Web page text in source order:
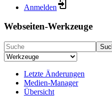
Anmelden
Webseiten-Werkzeuge
Letzte Änderungen
Medien-Manager
Übersicht